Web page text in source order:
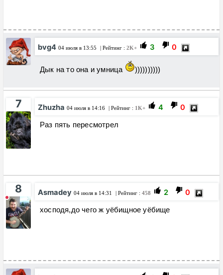
bvg4 04 июля в 13:55 | Рейтинг : 2K+ 3 0
Дык на то она и умница ))))))))))
7 Zhuzha 04 июля в 14:16 | Рейтинг : 1K+ 4 0
Раз пять пересмотрел
8 Asmadey 04 июля в 14:31 | Рейтинг : 458 2 0
хосподя,до чего ж уёбищное уёбище